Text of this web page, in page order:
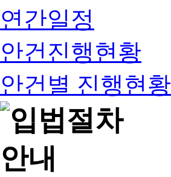
연간일정
안건진행현황
안건별 진행현황